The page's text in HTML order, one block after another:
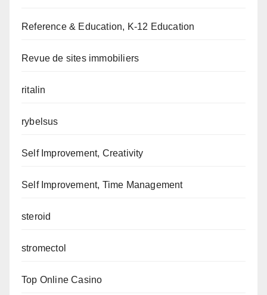
Reference & Education, K-12 Education
Revue de sites immobiliers
ritalin
rybelsus
Self Improvement, Creativity
Self Improvement, Time Management
steroid
stromectol
Top Online Casino